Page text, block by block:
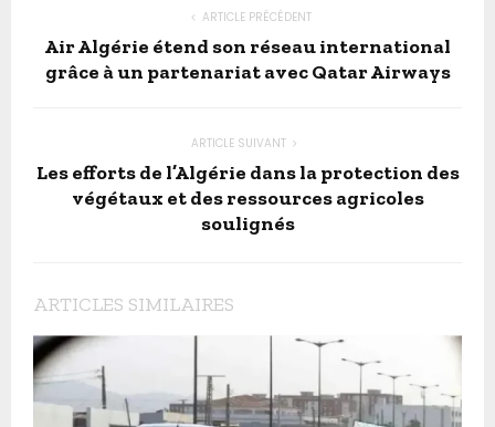
ARTICLE PRÉCÉDENT
Air Algérie étend son réseau international
grâce à un partenariat avec Qatar Airways
ARTICLE SUIVANT
Les efforts de l’Algérie dans la protection des
végétaux et des ressources agricoles
soulignés
ARTICLES SIMILAIRES